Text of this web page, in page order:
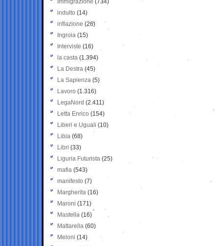
Immigrazione (734)
indulto (14)
inflazione (26)
Ingroia (15)
Interviste (16)
la casta (1.394)
La Destra (45)
La Sapienza (5)
Lavoro (1.316)
LegaNord (2.411)
Letta Enrico (154)
Liberi e Uguali (10)
Libia (68)
Libri (33)
Liguria Futurista (25)
mafia (543)
manifesto (7)
Margherita (16)
Maroni (171)
Mastella (16)
Mattarella (60)
Meloni (14)